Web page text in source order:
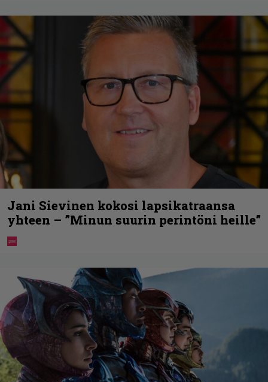
Jani Sievinen kokosi lapsikatraansa
yhteen – ”Minun suurin perintöni heille”